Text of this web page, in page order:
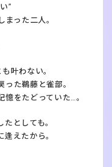
”
まった二人。
叶わない。
た鵜藤と雀部。
憶をたどっていた…。
としても。
えたから。